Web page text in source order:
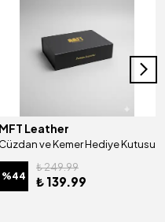
MFT Leather
Cüzdan ve Kemer Hediye Kutusu
%44
₺ 249.99
₺ 139.99